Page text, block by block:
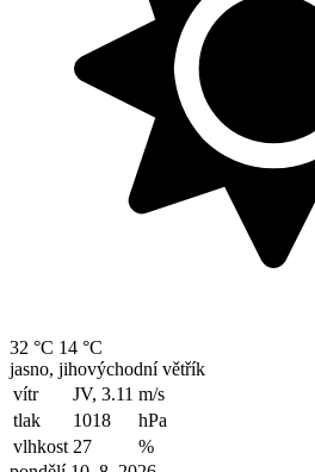
32 °C 14 °C
jasno, jihovýchodní větřík
vítr
JV, 3.11 m/s
tlak
1018
hPa
vlhkost 27
%